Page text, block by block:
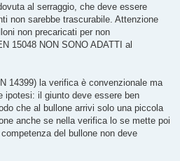
al serraggio, che deve essere
non sarebbe trascurabile. Attenzione
non precaricati per non
15048 NON SONO ADATTI al
14399) la verifica è convenzionale ma
ipotesi: il giunto deve essere ben
che al bullone arrivi solo una piccola
anche se nella verifica lo se mette poi
del bullone non deve